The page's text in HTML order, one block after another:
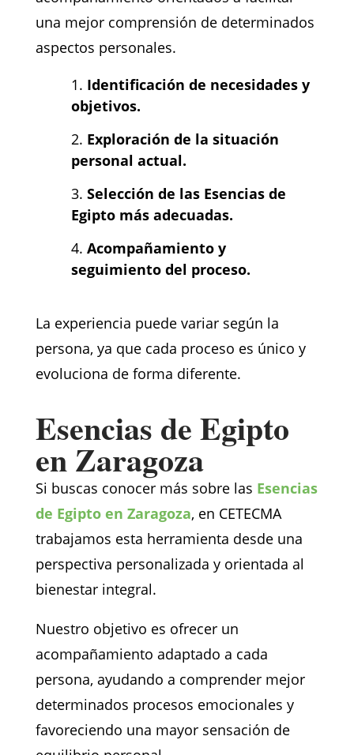
una mejor comprensión de determinados
aspectos personales.
Identificación de necesidades y
objetivos.
Exploración de la situación
personal actual.
Selección de las Esencias de
Egipto más adecuadas.
Acompañamiento y
seguimiento del proceso.
La experiencia puede variar según la
persona, ya que cada proceso es único y
evoluciona de forma diferente.
Esencias de Egipto
en Zaragoza
Si buscas conocer más sobre las Esencias
de Egipto en Zaragoza, en CETECMA
trabajamos esta herramienta desde una
perspectiva personalizada y orientada al
bienestar integral.
Nuestro objetivo es ofrecer un
acompañamiento adaptado a cada
persona, ayudando a comprender mejor
determinados procesos emocionales y
favoreciendo una mayor sensación de